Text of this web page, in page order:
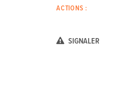
ACTIONS :
SIGNALER